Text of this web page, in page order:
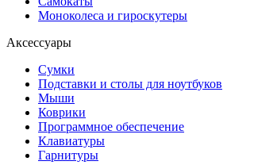
Моноколеса и гироскутеры
Аксессуары
Сумки
Подставки и столы для ноутбуков
Мыши
Коврики
Программное обеспечение
Клавиатуры
Гарнитуры